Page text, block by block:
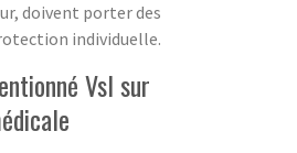
doivent porter des
individuelle.
Vsl sur